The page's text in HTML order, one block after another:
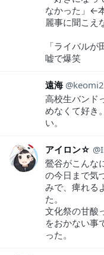
なかった」←
麗事に聞こえ
「ライバル
嘘で爆笑
遠海
高校生バンド
めなくて好き
い。
アイロン☆
鶯谷がこんな
の今日まで気
みで、痺れる
た。
文化祭の甘酸
をおかない事
った。